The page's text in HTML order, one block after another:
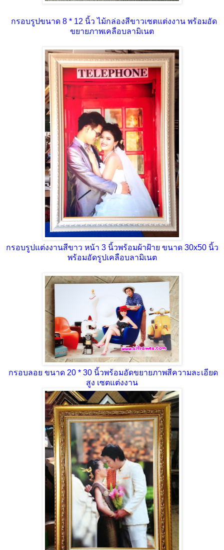
กรอบรูปขนาด 8 * 12 นิ้ว ไม้กล่องสีขาวเซตแต่งงาน พร้อมอัด
ขยายภาพเคลือบลามิเนต
กรอบรูปแต่งงานสีขาว หน้า 3 นิ้วพร้อมผ้าฝ้าย ขนาด 30x50 นิ้ว
พร้อมอัดรูปเคลือบลามิเนต
กรอบลอย ขนาด 20 * 30 นิ้วพร้อมอัดขยายภาพสีความละเอียด
สูง เซตแต่งงาน